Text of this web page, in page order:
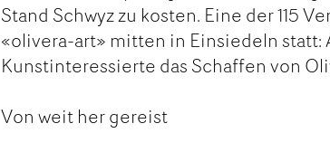
Stand Schwyz zu kosten. Eine der 115
«olivera-art» mitten in Einsiedeln statt:
Kunstinteressierte das Schaffen von
Von weit her gereist